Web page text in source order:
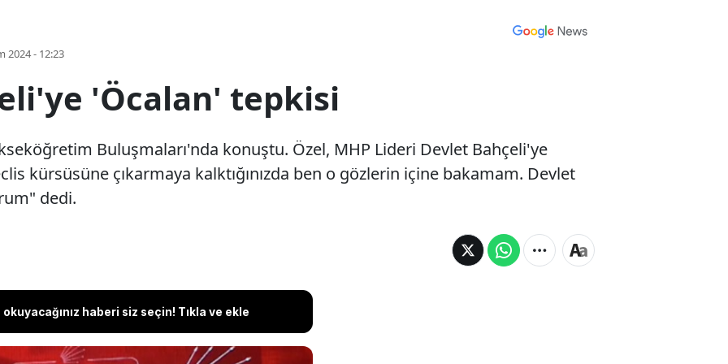
2024 - 12:23
'Öcalan' tepkisi
Buluşmaları'nda konuştu. Özel, MHP Lideri Devlet Bahçeli'ye
kürsüsüne çıkarmaya kalktığınızda ben o gözlerin içine bakamam. Devlet
dedi.
haberi siz seçin! Tıkla ve ekle